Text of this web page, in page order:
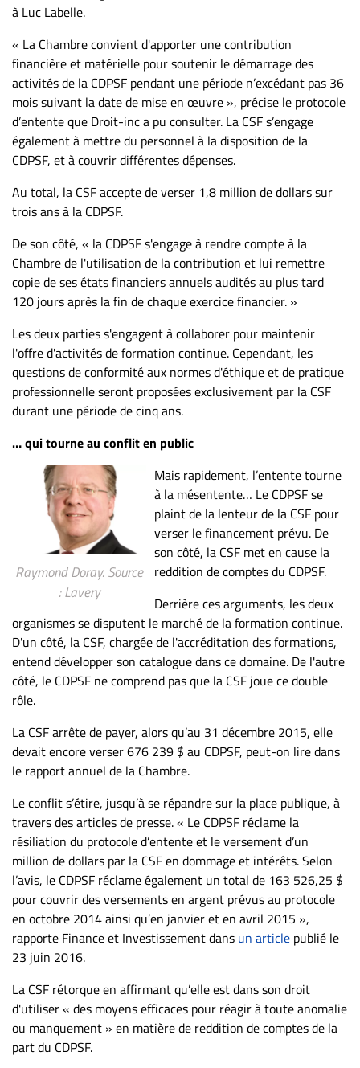
à Luc Labelle.
« La Chambre convient d'apporter une contribution
financière et matérielle pour soutenir le démarrage des
activités de la CDPSF pendant une période n’excédant pas 36
mois suivant la date de mise en œuvre », précise le protocole
d’entente que Droit-inc a pu consulter. La CSF s’engage
également à mettre du personnel à la disposition de la
CDPSF, et à couvrir différentes dépenses.
Au total, la CSF accepte de verser 1,8 million de dollars sur
trois ans à la CDPSF.
De son côté, « la CDPSF s'engage à rendre compte à la
Chambre de l'utilisation de la contribution et lui remettre
copie de ses états financiers annuels audités au plus tard
120 jours après la fin de chaque exercice financier. »
Les deux parties s'engagent à collaborer pour maintenir
l'offre d'activités de formation continue. Cependant, les
questions de conformité aux normes d'éthique et de pratique
professionnelle seront proposées exclusivement par la CSF
durant une période de cinq ans.
… qui tourne au conflit en public
Raymond Doray. Source
: Lavery
Mais rapidement, l’entente tourne
à la mésentente… Le CDPSF se
plaint de la lenteur de la CSF pour
verser le financement prévu. De
son côté, la CSF met en cause la
reddition de comptes du CDPSF.
Derrière ces arguments, les deux
organismes se disputent le marché de la formation continue.
D'un côté, la CSF, chargée de l'accréditation des formations,
entend développer son catalogue dans ce domaine. De l'autre
côté, le CDPSF ne comprend pas que la CSF joue ce double
rôle.
La CSF arrête de payer, alors qu’au 31 décembre 2015, elle
devait encore verser 676 239 $ au CDPSF, peut-on lire dans
le rapport annuel de la Chambre.
Le conflit s’étire, jusqu’à se répandre sur la place publique, à
travers des articles de presse. « Le CDPSF réclame la
résiliation du protocole d’entente et le versement d’un
million de dollars par la CSF en dommage et intérêts. Selon
l’avis, le CDPSF réclame également un total de 163 526,25 $
pour couvrir des versements en argent prévus au protocole
en octobre 2014 ainsi qu’en janvier et en avril 2015 »,
rapporte Finance et Investissement dans un article publié le
23 juin 2016.
La CSF rétorque en affirmant qu’elle est dans son droit
d'utiliser « des moyens efficaces pour réagir à toute anomalie
ou manquement » en matière de reddition de comptes de la
part du CDPSF.